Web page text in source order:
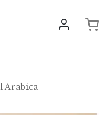
Arabica